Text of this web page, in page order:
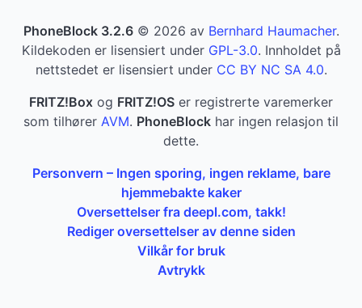
PhoneBlock 3.2.6© 2026 av Bernhard Haumacher.
Kildekoden er lisensiert under GPL-3.0. Innholdet på
nettstedet er lisensiert under CC BY NC SA 4.0.
FRITZ!Box og FRITZ!OS er registrerte varemerker
som tilhører AVM. PhoneBlock har ingen relasjon til
dette.
Personvern – Ingen sporing, ingen reklame, bare
hjemmebakte kaker
Oversettelser fra deepl.com, takk!
Rediger oversettelser av denne siden
Vilkår for bruk
Avtrykk